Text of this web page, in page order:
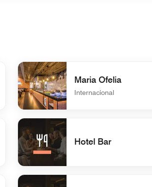
Maria Ofelia
Internacional
undefined Maria Ofelia
Hotel Bar
undefined Hotel Bar